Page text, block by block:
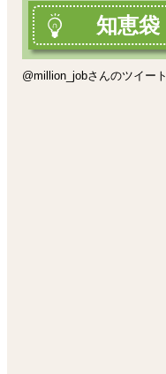
知恵袋
@million_jobさんのツイート